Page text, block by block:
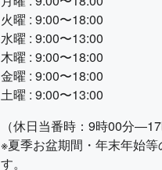
火曜 : 9:00〜18:00
水曜 : 9:00〜13:00
木曜 : 9:00〜18:00
金曜 : 9:00〜18:00
土曜 : 9:00〜13:00
（休日当番時：9時00分
※夏季お盆期間・年末年始
す。